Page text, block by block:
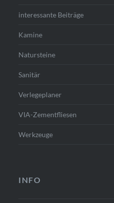
interessante Beiträge
Kamine
Natursteine
Sanitär
Verlegeplaner
VIA-Zementfliesen
Werkzeuge
INFO